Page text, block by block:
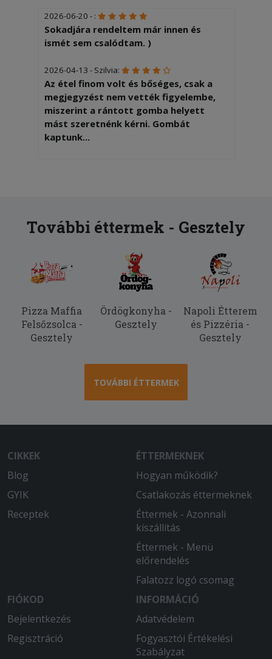
2026-06-20 - :
Sokadjára rendeltem már innen és
ismét sem csalódtam. )
2026-04-13 - Szilvia:
Az étel finom volt és bőséges, csak a
megjegyzést nem vették figyelembe,
miszerint a rántott gomba helyett
mást szeretnénk kérni. Gombát
kaptunk...
2026-01-03 - Csaba:
köszönjük!
2025-11-15 - Dóra:
2025-10-31 - :
Sokadjára rendeltünk innen, mindig
fokhagymakrémlevesüket nagyon
imádom, azt szinte mindig rendelem, a
többször rendeltünk innen. Fogunk
máskor is még természetesen.
További éttermek - Gesztely
Pizza Maffia
Felsőzsolca -
Gesztely
Ördögkonyha -
Gesztely
Napoli Étterem
és Pizzéria -
Gesztely
TOVÁBBI ÉTTERMEK
CIKKEK
Blog
GYIK
Receptek
ÉTTERMEKNEK
Hogyan működik?
Csatlakozás éttermeknek
Éttermek - Azonnali
kiszállítás
Éttermek - Menü
előrendelés
Falatozz logó csomag
FIÓKOD
Bejelentkezés
Regisztráció
INFORMÁCIÓ
Adatvédelem
Fogyasztói Értékelési
Szabályzat